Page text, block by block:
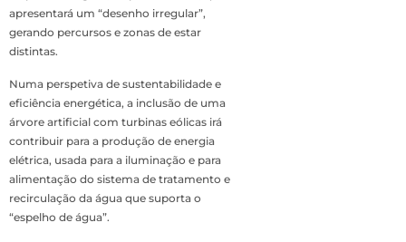
apresentará um “desenho irregular”,
gerando percursos e zonas de estar
distintas.
Numa perspetiva de sustentabilidade e
eficiência energética, a inclusão de uma
árvore artificial com turbinas eólicas irá
contribuir para a produção de energia
elétrica, usada para a iluminação e para
alimentação do sistema de tratamento e
recirculação da água que suporta o
“espelho de água”.